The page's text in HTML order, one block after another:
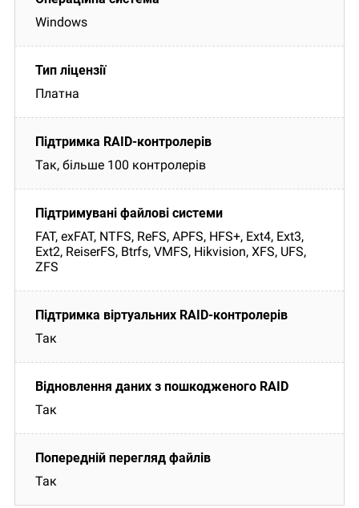
Windows
Платна
Так, більше 100 контролерів
FAT, exFAT, NTFS, ReFS, APFS, HFS+, Ext4, Ext3,
Ext2, ReiserFS, Btrfs, VMFS, Hikvision, XFS, UFS,
ZFS
Так
Так
Так